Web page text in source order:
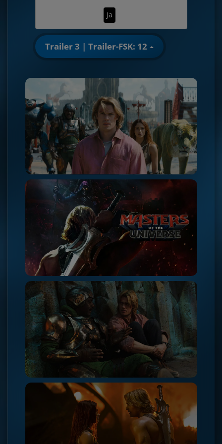
Ja
Trailer 3 | Trailer-FSK: 12